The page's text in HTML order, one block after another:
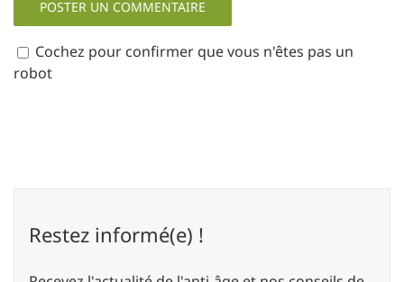
Cochez pour confirmer que vous n'êtes pas un
robot
Restez informé(e) !